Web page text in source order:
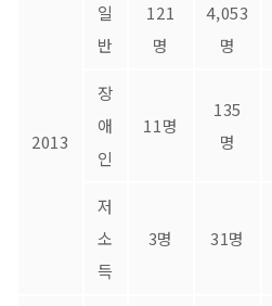
2013
일
반
121
명
4,053
명
장
애
인
11명
135
명
저
소
득
3명 31명